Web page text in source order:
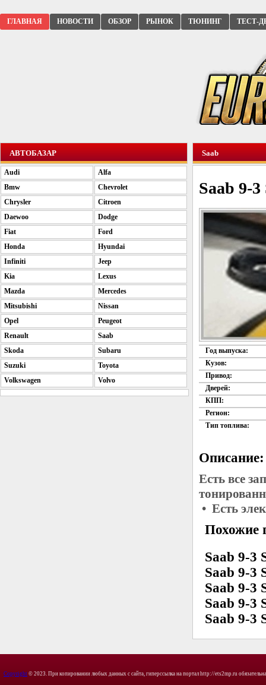
ГЛАВНАЯ НОВОСТИ ОБЗОР РЫНОК ТЮНИНГ ТЕСТ-
Saab
Saab 9-
Год выпуска:
Кузов:
Привод:
Дверей:
КПП:
Регион:
Тип топлива:
Описание:
Есть все
• Есть
Похожие
Saab 9-3
Saab 9-3
Saab 9-3
Saab 9-3
Saab 9-3
АВТОБАЗАР
Audi
Alfa
Bmw
Chevrolet
Chrysler
Citroen
Daewoo
Dodge
Fiat
Ford
Honda
Hyundai
Infiniti
Jeep
Kia
Lexus
Mazda
Mercedes
Mitsubishi
Nissan
Opel
Peugeot
Renault
Saab
Skoda
Subaru
Suzuki
Toyota
Volkswagen
Volvo
Copyright © 2023. При копировании любых данных с сайта, гиперссылка на портал http://ets2mp.ru